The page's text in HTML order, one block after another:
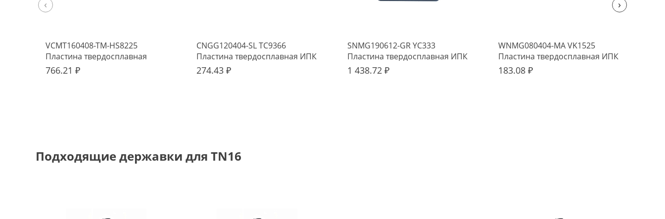
VCMT160408-TM-HS8225
Пластина твердосплавная
Hadsto
766.21 ₽
CNGG120404-SL TC9366
Пластина твердосплавная ИПК
274.43 ₽
SNMG190612-GR YC333
Пластина твердосплавная ИПК
1 438.72 ₽
WNMG080404-MA VK1525
Пластина твердосплавная ИПК
183.08 ₽
‹ ›
Подходящие державки для TN16